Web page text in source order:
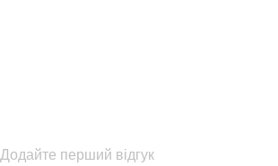
Додайте перший відгук